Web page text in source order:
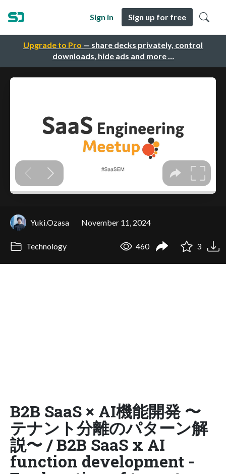
Upgrade to Pro — share decks privately, control
downloads, hide ads and more …
Sign in Sign up for free
Yuki.Ozasa November 11, 2024
Technology 460 3
B2B SaaS × AI機能開発 〜
テナント分離のパターン解
説〜 / B2B SaaS x AI
function development -